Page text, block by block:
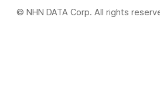
© NHN DATA Corp. All rights